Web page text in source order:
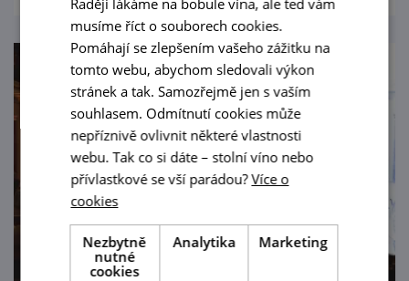
musíme říct o souborech cookies.
Pomáhají se zlepšením vašeho zážitku na
tomto webu, abychom sledovali výkon
stránek a tak. Samozřejmě jen s vaším
souhlasem. Odmítnutí cookies může
nepříznivě ovlivnit některé vlastnosti
webu. Tak co si dáte – stolní víno nebo
přívlastkové se vší parádou?Více o
cookies
Nezbytně
nutné
cookies
Analytika Marketing